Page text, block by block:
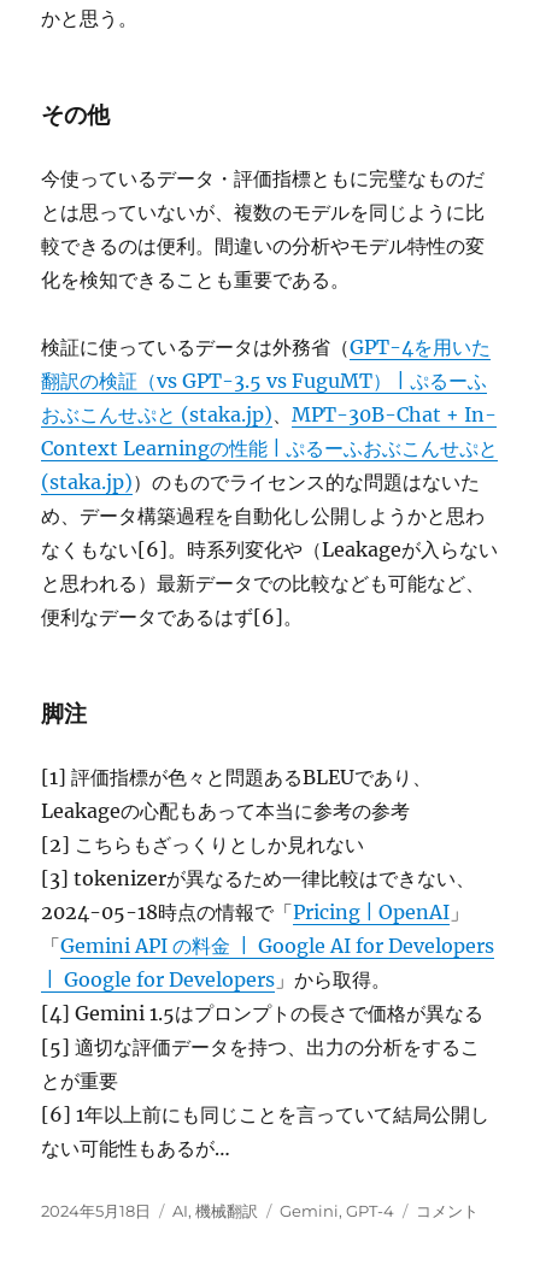
かと思う。
その他
今使っているデータ・評価指標ともに完璧なものだ
とは思っていないが、複数のモデルを同じように比
較できるのは便利。間違いの分析やモデル特性の変
化を検知できることも重要である。
検証に使っているデータは外務省（GPT-4を用いた
翻訳の検証（vs GPT-3.5 vs FuguMT） | ぷるーふ
おぶこんせぷと (staka.jp) 、MPT-30B-Chat + In-
Context Learningの性能 | ぷるーふおぶこんせぷと
(staka.jp)）のものでライセンス的な問題はないた
め、データ構築過程を自動化し公開しようかと思わ
なくもない[6]。時系列変化や（Leakageが入らない
と思われる）最新データでの比較なども可能など、
便利なデータであるはず[6]。
脚注
[1] 評価指標が色々と問題あるBLEUであり、
Leakageの心配もあって本当に参考の参考
[2] こちらもざっくりとしか見れない
[3] tokenizerが異なるため一律比較はできない、
2024-05-18時点の情報で「Pricing | OpenAI 」
「Gemini API の料金 | Google AI for Developers
| Google for Developers 」から取得。
[4] Gemini 1.5はプロンプトの長さで価格が異なる
[5] 適切な評価データを持つ、出力の分析をするこ
とが重要
[6] 1年以上前にも同じことを言っていて結局公開し
ない可能性もあるが…
投
2024年5月18日
カ
AI,機械翻訳
タ
Gemini,GPT-4
GPT-
コメント